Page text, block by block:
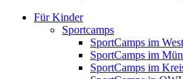
Für Kinder
Sportcamps
SportCamps im
SportCamps im
SportCamps im